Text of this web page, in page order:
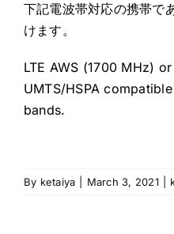
下記電波帯対応の携帯で
けます。
LTE AWS (1700 MHz)
UMTS/HSPA
bands.
By ketaiya March 3, 2021